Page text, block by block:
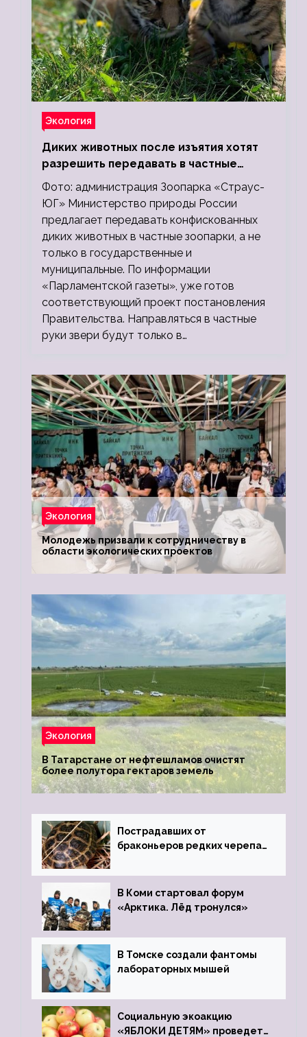
Экология
Диких животных после изъятия хотят
разрешить передавать в частные
зоопарки
Фото: администрация Зоопарка «Страус-
ЮГ» Министерство природы России
предлагает передавать конфискованных
диких животных в частные зоопарки, а не
только в государственные и
муниципальные. По информации
«Парламентской газеты», уже готов
соответствующий проект постановления
Правительства. Направляться в частные
руки звери будут только в…
Экология
Молодежь призвали к сотрудничеству в
области экологических проектов
Экология
В Татарстане от нефтешламов очистят
более полутора гектаров земель
Пострадавших от
браконьеров редких черепах
зоопарк
В Коми стартовал форум
«Арктика. Лёд тронулся»
В Томске создали фантомы
лабораторных мышей
Социальную экоакцию
«ЯБЛОКИ ДЕТЯМ» проведет